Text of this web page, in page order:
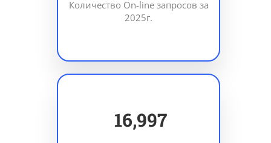
Количество On-line запросов за
2025г.
24,189